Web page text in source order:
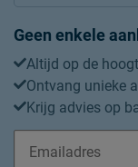
Geen enkele
Altijd op de
Ontvang unieke
Krijg advies op